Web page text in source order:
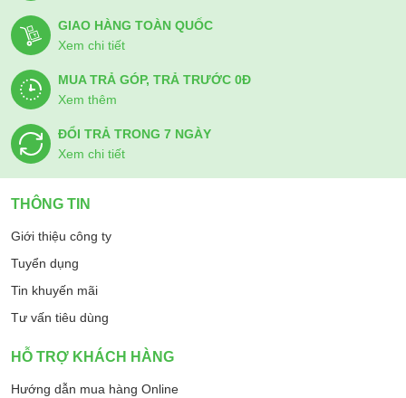
GIAO HÀNG TOÀN QUỐC
Xem chi tiết
MUA TRẢ GÓP, TRẢ TRƯỚC 0Đ
Xem thêm
ĐỔI TRẢ TRONG 7 NGÀY
Xem chi tiết
THÔNG TIN
Giới thiệu công ty
Tuyển dụng
Tin khuyến mãi
Tư vấn tiêu dùng
HỖ TRỢ KHÁCH HÀNG
Hướng dẫn mua hàng Online